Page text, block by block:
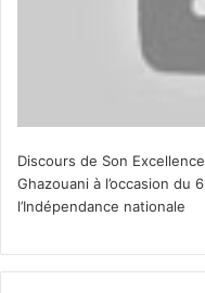
Discours de Son
Ghazouani à l’occasion du
l’Indépendance nationale